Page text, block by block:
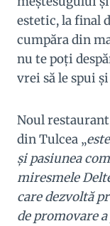
estetic, la final
cumpăra din
nu te poţi
vrei să le spui
Noul restaurant
din Tulcea „
și pasiunea
miresmele
care dezvoltă
de promovare